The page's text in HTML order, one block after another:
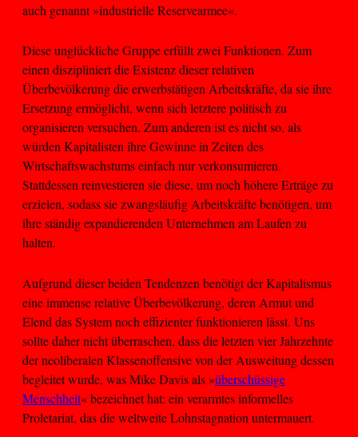
auch genannt »industrielle Reservearmee«.
Diese unglückliche Gruppe erfüllt zwei Funktionen. Zum
einen diszipliniert die Existenz dieser relativen
Überbevölkerung die erwerbstätigen Arbeitskräfte, da sie ihre
Ersetzung ermöglicht, wenn sich letztere politisch zu
organisieren versuchen. Zum anderen ist es nicht so, als
würden Kapitalisten ihre Gewinne in Zeiten des
Wirtschaftswachstums einfach nur verkonsumieren.
Stattdessen reinvestieren sie diese, um noch höhere Erträge zu
erzielen, sodass sie zwangsläufig Arbeitskräfte benötigen, um
ihre ständig expandierenden Unternehmen am Laufen zu
halten.
Aufgrund dieser beiden Tendenzen benötigt der Kapitalismus
eine immense relative Überbevölkerung, deren Armut und
Elend das System noch effizienter funktionieren lässt. Uns
sollte daher nicht überraschen, dass die letzten vier Jahrzehnte
der neoliberalen Klassenoffensive von der Ausweitung dessen
begleitet wurde, was Mike Davis als »überschüssige
Menschheit« bezeichnet hat: ein verarmtes informelles
Proletariat, das die weltweite Lohnstagnation untermauert.